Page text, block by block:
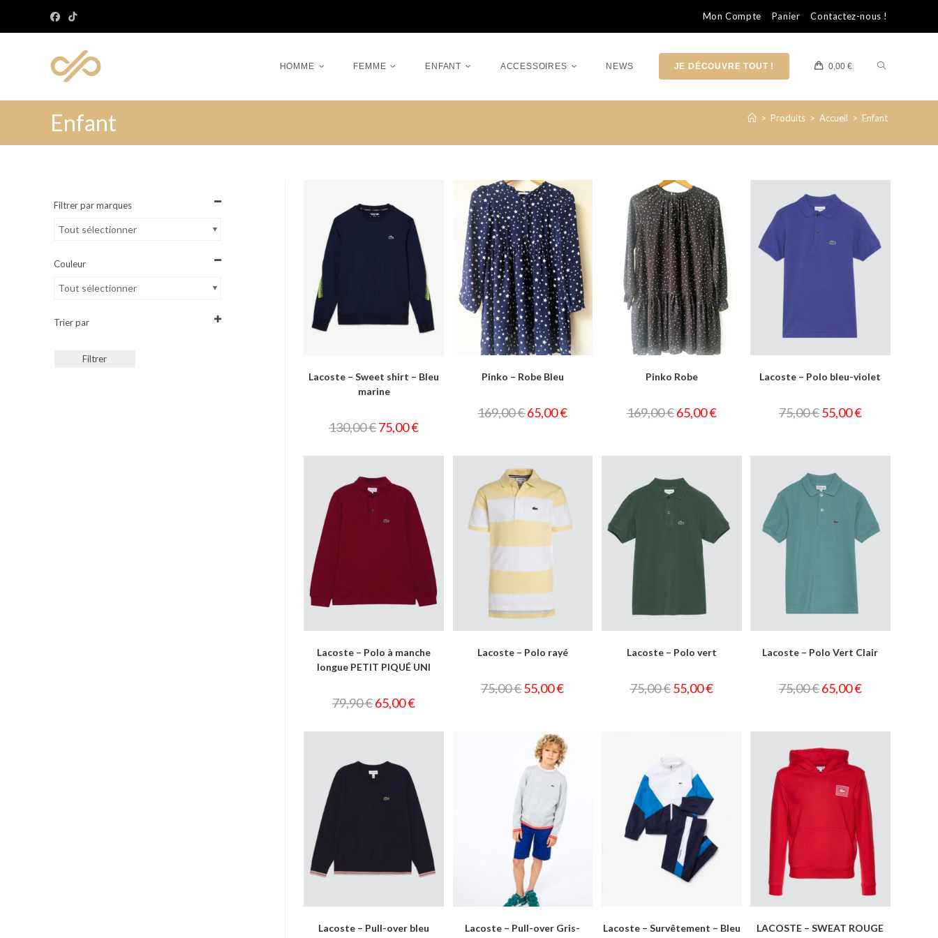
Mon Compte Panier Contactez-nous !
HOMME FEMME ENFANT ACCESSOIRES NEWS JE DÉCOUVRE TOUT ! 0,00 €
Enfant > Produits > Accueil > Enfant
Filtrer par marques
Tout sélectionner
Couleur
Tout sélectionner
Trier par
Filtrer
Lacoste – Sweet shirt – Bleu
marine
130,00€75,00€
Pinko – Robe Bleu
169,00€65,00€
Pinko Robe
169,00€65,00€
Lacoste – Polo bleu-violet
75,00€55,00€
Lacoste – Polo à manche
longue PETIT PIQUÉ UNI
79,90€65,00€
Lacoste – Polo rayé
75,00€55,00€
Lacoste – Polo vert
75,00€55,00€
Lacoste – Polo Vert Clair
75,00€65,00€
Lacoste – Pull-over bleu
Lacoste – Pull-over Gris-
Lacoste – Survêtement – Bleu
LACOSTE – SWEAT ROUGE